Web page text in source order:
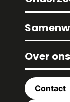
Over ons
Contact